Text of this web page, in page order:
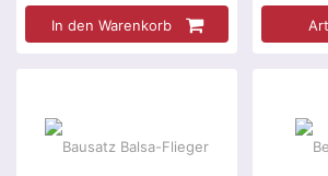
In den Warenkorb